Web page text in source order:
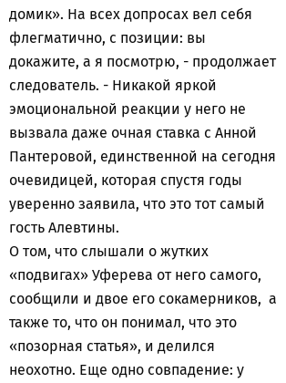
домик». На всех допросах вел себя
флегматично, с позиции: вы
докажите, а я посмотрю, - продолжает
следователь. - Никакой яркой
эмоциональной реакции у него не
вызвала даже очная ставка с Анной
Пантеровой, единственной на сегодня
очевидицей, которая спустя годы
уверенно заявила, что это тот самый
гость Алевтины.
О том, что слышали о жутких
«подвигах» Уферева от него самого,
сообщили и двое его сокамерников, а
также то, что он понимал, что это
«позорная статья», и делился
неохотно. Еще одно совпадение: у